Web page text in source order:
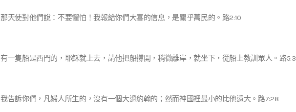
那天使對他們說：不要懼怕！我報給你們大喜的信息，是關乎萬民的。路2:10
有一隻船是西門的，耶穌就上去，請他把船撐開，稍微離岸，就坐下，從船上教訓眾人。路5:3
我告訴你們，凡婦人所生的，沒有一個大過約翰的；然而神國裡最小的比他還大。路7:28